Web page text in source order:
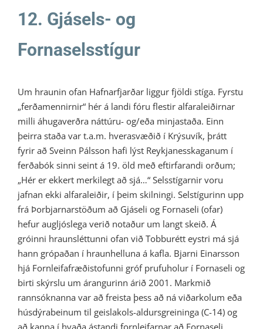
12. Gjásels- og
Fornaselsstígur
Um hraunin ofan Hafnarfjarðar liggur fjöldi stíga. Fyrstu
„ferðamennirnir“ hér á landi fóru flestir alfaraleiðirnar
milli áhugaverðra náttúru- og/eða minjastaða. Einn
þeirra staða var t.a.m. hverasvæðið í Krýsuvík, þrátt
fyrir að Sveinn Pálsson hafi lýst Reykjanesskaganum í
ferðabók sinni seint á 19. öld með eftirfarandi orðum;
„Hér er ekkert merkilegt að sjá…“ Selsstígarnir voru
jafnan ekki alfaraleiðir, í þeim skilningi. Selstígurinn upp
frá Þorbjarnarstöðum að Gjáseli og Fornaseli (ofar)
hefur augljóslega verið notaður um langt skeið. Á
gróinni hraunsléttunni ofan við Tobburétt eystri má sjá
hann grópaðan í hraunhelluna á kafla. Bjarni Einarsson
hjá Fornleifafræðistofunni gróf prufuholur í Fornaseli og
birti skýrslu um árangurinn árið 2001. Markmið
rannsóknanna var að freista þess að ná viðarkolum eða
húsdýrabeinum til geislakols-aldursgreininga (C-14) og